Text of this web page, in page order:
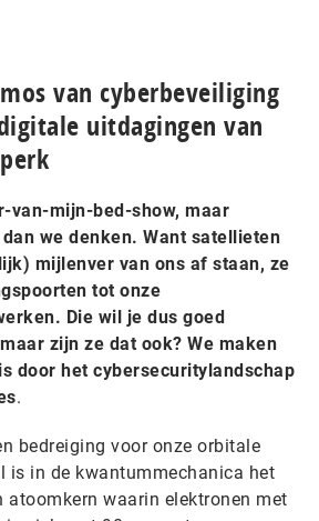
van cyberbeveiliging
uitdagingen van
van-mijn-bed-show, maar
we denken. Want satellieten
mijlenver van ons af staan, ze
tot onze
Die wil je dus goed
zijn ze dat ook? We maken
door het cybersecuritylandschap
.
bedreiging voor onze orbitale
is in de kwantummechanica het
atoomkern waarin elektronen met